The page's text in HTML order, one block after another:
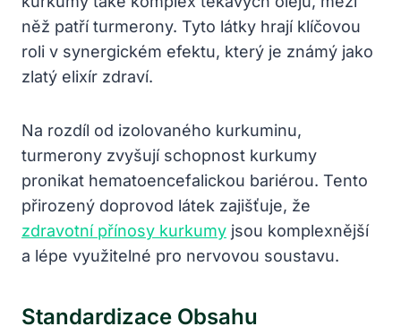
něž patří turmerony. Tyto látky hrají klíčovou
roli v synergickém efektu, který je známý jako
zlatý elixír zdraví.
Na rozdíl od izolovaného kurkuminu,
turmerony zvyšují schopnost kurkumy
pronikat hematoencefalickou bariérou. Tento
přirozený doprovod látek zajišťuje, že
zdravotní přínosy kurkumy jsou komplexnější
a lépe využitelné pro nervovou soustavu.
Standardizace Obsahu